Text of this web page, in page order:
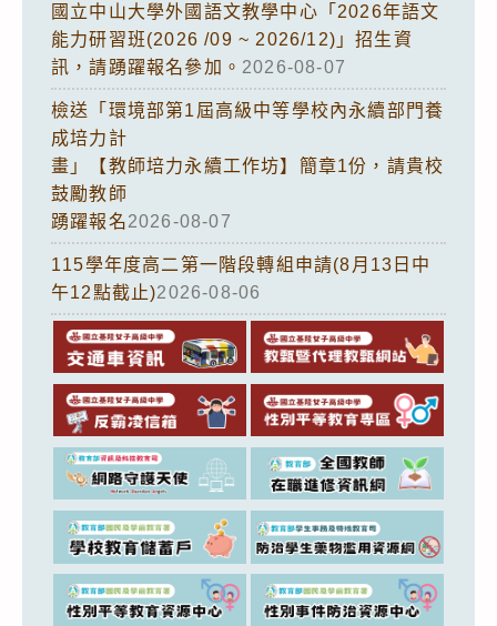
國立中山大學外國語文教學中心「2026年語文
能力研習班(2026 /09 ~ 2026/12)」招生資
訊，請踴躍報名參加。 2026-08-07
檢送「環境部第1屆高級中等學校內永續部門養
成培力計
畫」【教師培力永續工作坊】簡章1份，請貴校
鼓勵教師
踴躍報名2026-08-07
115學年度高二第一階段轉組申請(8月13日中
午12點截止)2026-08-06